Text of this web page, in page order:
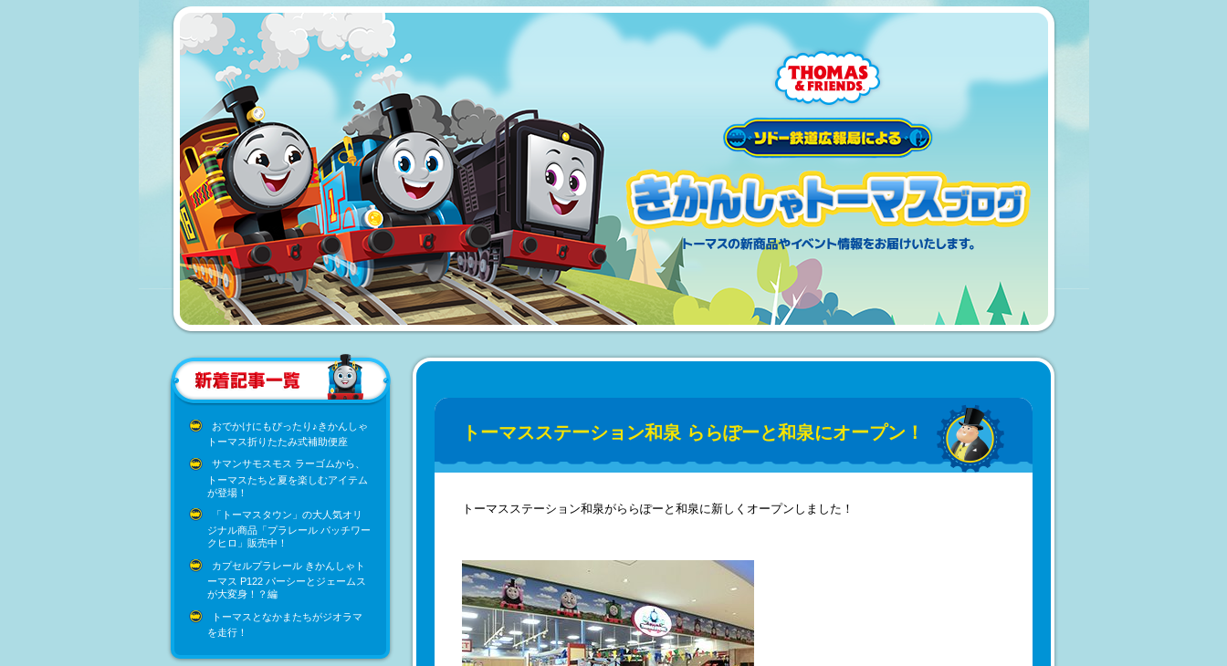
おでかけにもぴったり♪きかんしゃ
トーマス折りたたみ式補助便座
サマンサモスモス ラーゴムから、
トーマスたちと夏を楽しむアイテム
が登場！
「トーマスタウン」の大人気オリ
ジナル商品「プラレール パッチワー
クヒロ」販売中！
カプセルプラレール きかんしゃト
ーマス P122 パーシーとジェームス
が大変身！？編
トーマスとなかまたちがジオラマ
を走行！
トーマスステーション和泉 ららぽーと和泉にオープン！
トーマスステーション和泉がららぽーと和泉に新しくオープンしました！